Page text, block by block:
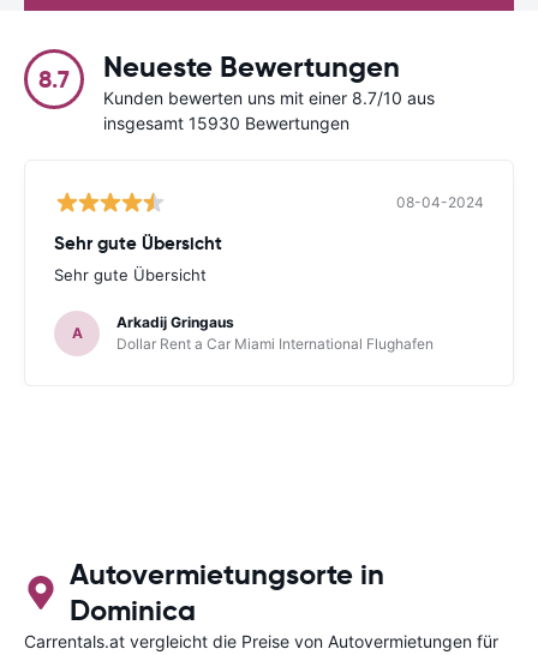
8.7 Neueste Bewertungen
Kunden bewerten uns mit einer 8.7/10 aus
insgesamt 15930 Bewertungen
08-04-2024
Sehr gute Übersicht
Sehr gute Übersicht
A
Arkadij Gringaus
Dollar Rent a Car Miami International Flughafen
Autovermietungsorte in
Dominica
Carrentals.at vergleicht die Preise von Autovermietungen für